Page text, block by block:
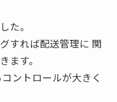
た。
すれば配送管理に 関
ます。
ントロールが大きく